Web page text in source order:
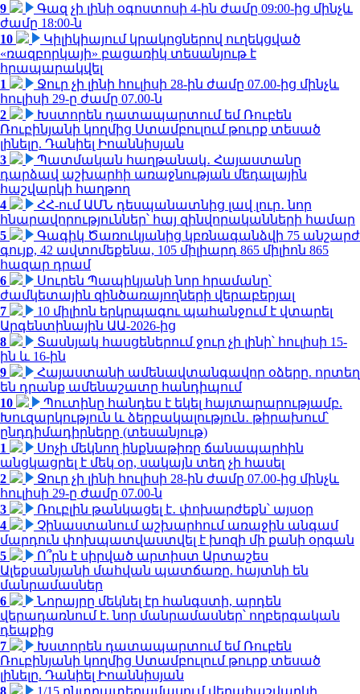
9
Գազ չի լինի օգոստոսի 4-ին ժամը 09:00-ից մինչև
ժամը 18:00-ն
10
Կիլիկիայում կրակոցներով ուղեկցված
«ռազբորկայի» բացառիկ տեսանյութ է
հրապարակվել
1
Ջուր չի լինի հուլիսի 28-ին ժամը 07.00-ից մինչև
հուլիսի 29-ը ժամը 07.00-ն
2
Խստորեն դատապարտում եմ Ռուբեն
Ռուբինյանի կողմից Ստամբուլում թուրք տեսած
լինելը. Դանիել Իոաննիսյան
3
Պատմական հաղթանակ․ Հայաստանը
դարձավ աշխարհի առաջնության մեդալային
հաշվարկի հաղթող
4
ՀՀ-ում ԱՄՆ դեսպանատնից լավ լուր․ նոր
հնարավորություններ՝ հայ զինվորականների համար
5
Գագիկ Ծառուկյանից կբռնագանձվի 75 անշարժ
գույք, 42 ավտոմեքենա, 105 միլիարդ 865 միլիոն 865
հազար դրամ
6
Սուրեն Պապիկյանի նոր հրամանը՝
ժամկետային զինծառայողների վերաբերյալ
7
10 միլիոն երկրպագու պահանջում է վտարել
Արգենտինային ԱԱ-2026-ից
8
Տասնյակ հասցեներում ջուր չի լինի՝ հուլիսի 15-
ին և 16-ին
9
Հայաստանի ամենավտանգավոր օձերը. որտեղ
են դրանք ամենաշատը հանդիպում
10
Պուտինը հանդես է եկել հայտարարությամբ.
Խուզարկություն և ձերբակալություն․ թիրախում՝
ընդդիմադիրները (տեսանյութ)
1
Սոչի մեկնող ինքնաթիռը ճանապարհին
անցկացրել է մեկ օր, սակայն տեղ չի հասել
2
Ջուր չի լինի հուլիսի 28-ին ժամը 07.00-ից մինչև
հուլիսի 29-ը ժամը 07.00-ն
3
Ռուբլին թանկացել է․ փոխարժեքն՝ այսօր
4
Չինաստանում աշխարհում առաջին անգամ
մարդուն փոխպատվաստվել է խոզի մի քանի օրգան
5
Ո՞րն է սիրված արտիստ Արտաշես
Ալեքսանյանի մահվան պատճառը. հայտնի են
մանրամասներ
6
Նորայրը մեկնել էր հանգստի, արդեն
վերադառնում է. նոր մանրամասներ՝ ողբերգական
դեպքից
7
Խստորեն դատապարտում եմ Ռուբեն
Ռուբինյանի կողմից Ստամբուլում թուրք տեսած
լինելը. Դանիել Իոաննիսյան
8
1/15 ընտրատեղամասում վերահաշվարկի